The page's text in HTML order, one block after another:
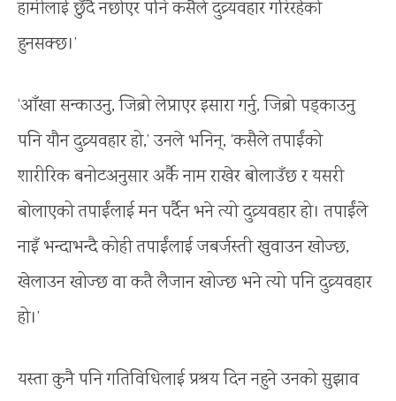
हामीलाई छुँदै नछोएर पनि कसैले दुव्र्यवहार गरिरहेको
हुनसक्छ।’
‘आँखा सन्काउनु, जिब्रो लेप्राएर इसारा गर्नु, जिब्रो पड्काउनु
पनि यौन दुव्र्यवहार हो,’ उनले भनिन्, ‘कसैले तपाईंको
शारीरिक बनोटअनुसार अर्कै नाम राखेर बोलाउँछ र यसरी
बोलाएको तपाईंलाई मन पर्दैन भने त्यो दुव्र्यवहार हो। तपाईंले
नाइँ भन्दाभन्दै कोही तपाईंलाई जबर्जस्ती खुवाउन खोज्छ,
खेलाउन खोज्छ वा कतै लैजान खोज्छ भने त्यो पनि दुव्र्यवहार
हो।’
यस्ता कुनै पनि गतिविधिलाई प्रश्रय दिन नहुने उनको सुझाव